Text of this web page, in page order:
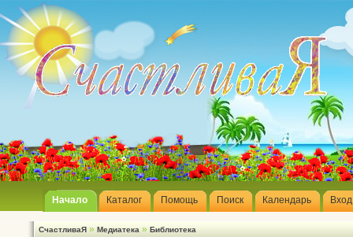
Начало Каталог Помощь Поиск Календарь Вход
СчастливаЯ » Медиатека » Библиотека